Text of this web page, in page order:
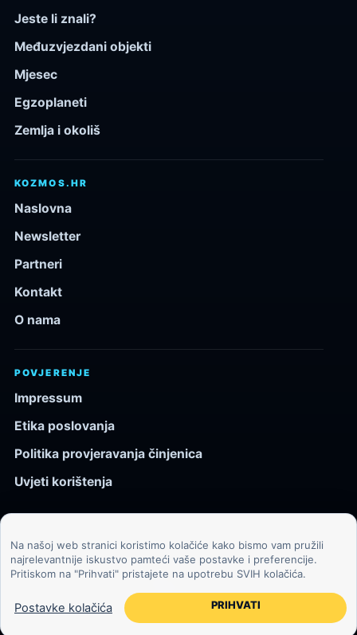
Jeste li znali?
Međuzvjezdani objekti
Mjesec
Egzoplaneti
Zemlja i okoliš
KOZMOS.HR
Naslovna
Newsletter
Partneri
Kontakt
O nama
POVJERENJE
Impressum
Etika poslovanja
Politika provjeravanja činjenica
Uvjeti korištenja
© 2026 Kozmos.hr. Sva prava pridržana.
Svemir, znanost, tehnologija i velike ideje za znatiželjne
čitatelje.
Na našoj web stranici koristimo kolačiće kako bismo vam pružili
najrelevantnije iskustvo pamteći vaše postavke i preferencije.
Pritiskom na "Prihvati" pristajete na upotrebu SVIH kolačića.
Postavke kolačića PRIHVATI